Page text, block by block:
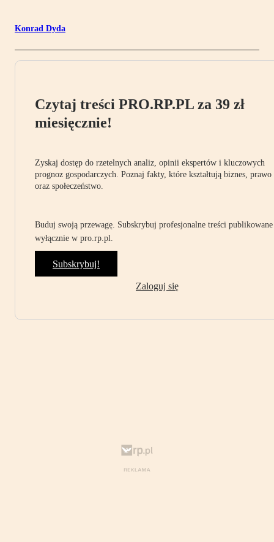
Konrad Dyda
Czytaj treści PRO.RP.PL za 39 zł
miesięcznie!
Zyskaj dostęp do rzetelnych analiz, opinii ekspertów i kluczowych
prognoz gospodarczych. Poznaj fakty, które kształtują biznes, prawo
oraz społeczeństwo.
Buduj swoją przewagę. Subskrybuj profesjonalne treści publikowane
wyłącznie w pro.rp.pl.
Subskrybuj!
Zaloguj się